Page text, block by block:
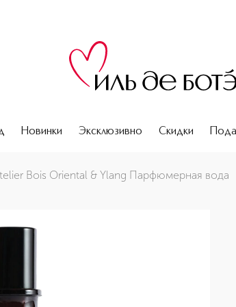
Новинки Эксклюзивно Скидки
Bois Oriental & Ylang Парфюмерная вода